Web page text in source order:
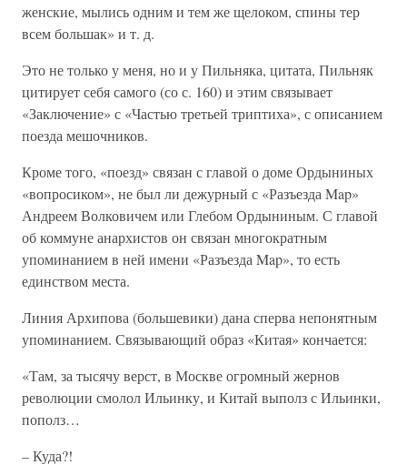
женские, мылись одним и тем же щелоком, спины тер
всем большак» и т. д.
Это не только у меня, но и у Пильняка, цитата, Пильняк
цитирует себя самого (со с. 160) и этим связывает
«Заключение» с «Частью третьей триптиха», с описанием
поезда мешочников.
Кроме того, «поезд» связан с главой о доме Ордыниных
«вопросиком», не был ли дежурный с «Разъезда Map»
Андреем Волковичем или Глебом Ордыниным. С главой
об коммуне анархистов он связан многократным
упоминанием в ней имени «Разъезда Map», то есть
единством места.
Линия Архипова (большевики) дана сперва непонятным
упоминанием. Связывающий образ «Китая» кончается:
«Там, за тысячу верст, в Москве огромный жернов
революции смолол Ильинку, и Китай выполз с Ильинки,
пополз…
– Куда?!